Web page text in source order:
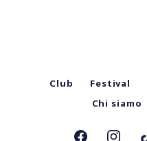
Club Festival
Chi siamo